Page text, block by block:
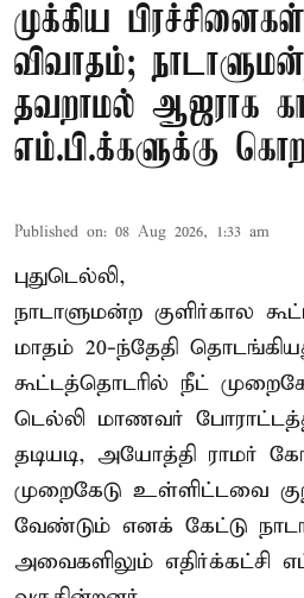
முக்கிய பிரச்சினைகள்
விவாதம்;
தவறாமல் ஆஜராக
எம்.பி.க்களுக்கு
Published on: 08 Aug 2026, 1:33 am
புதுடெல்லி,
நாடாளுமன்ற குளிர்கால
மாதம் 20-ந்தேதி
கூட்டத்தொடரில் நீட்
டெல்லி மாணவர்
தடியடி, அயோத்தி ராமர்
முறைகேடு உள்ளிட்டவை
வேண்டும் எனக் கேட்டு
அவைகளிலும் எதிர்க்கட்சி